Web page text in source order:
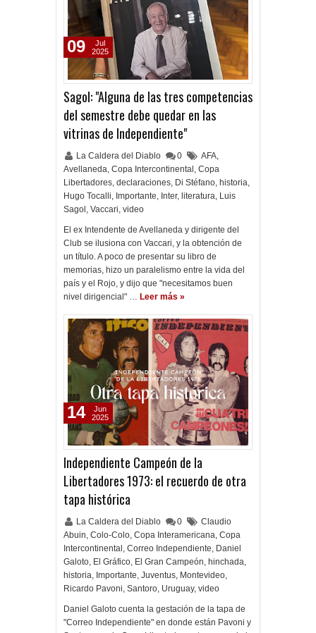
Sagol: "Alguna de las tres competencias
del semestre debe quedar en las
vitrinas de Independiente"
La Caldera del Diablo 0 AFA,
Avellaneda, Copa Intercontinental , Copa
Libertadores, declaraciones, Di Stéfano, historia,
Hugo Tocalli, Importante, Inter, literatura, Luis
Sagol , Vaccari, video
El ex Intendente de Avellaneda y dirigente del
Club se ilusiona con Vaccari, y la obtención de
un título. A poco de presentar su libro de
memorias, hizo un paralelismo entre la vida del
país y el Rojo, y dijo que "necesitamos buen
nivel dirigencial" … Leer más »
09
Jul
2025
Independiente Campeón de la
Libertadores 1973: el recuerdo de otra
tapa histórica
La Caldera del Diablo 0
Claudio
Abuin, Colo-Colo, Copa Interamericana, Copa
Intercontinental , Correo Independiente, Daniel
Galoto, El Gráfico, El Gran Campeón, hinchada,
historia, Importante, Juventus, Montevideo,
Ricardo Pavoni, Santoro, Uruguay, video
Daniel Galoto cuenta la gestación de la tapa de
"Correo Independiente" en donde están Pavoni y
14
Jun
2025